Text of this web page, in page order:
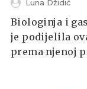
Luna Džidić
Biologinja i
je podijelila
prema njenoj